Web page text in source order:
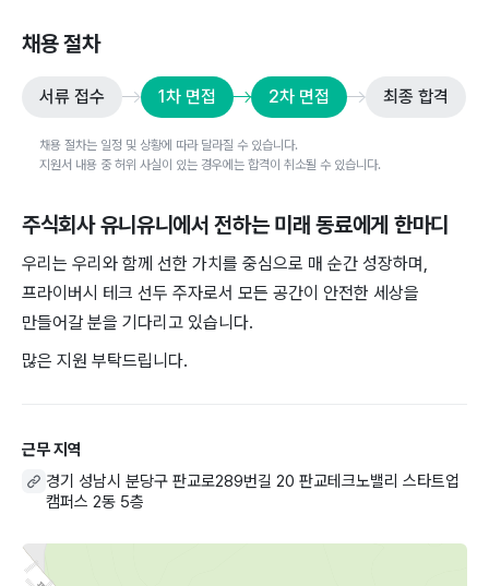
채용 절차
서류 접수 1차 면접 2차 면접 최종 합격
채용 절차는 일정 및 상황에 따라 달라질 수 있습니다.
지원서 내용 중 허위 사실이 있는 경우에는 합격이 취소될 수 있습니다.
주식회사 유니유니에서 전하는 미래 동료에게 한마디
우리는 우리와 함께 선한 가치를 중심으로 매 순간 성장하며,
프라이버시 테크 선두 주자로서 모든 공간이 안전한 세상을
만들어갈 분을 기다리고 있습니다.
많은 지원 부탁드립니다.
근무 지역
경기 성남시 분당구 판교로289번길 20 판교테크노밸리 스타트업
캠퍼스 2동 5층